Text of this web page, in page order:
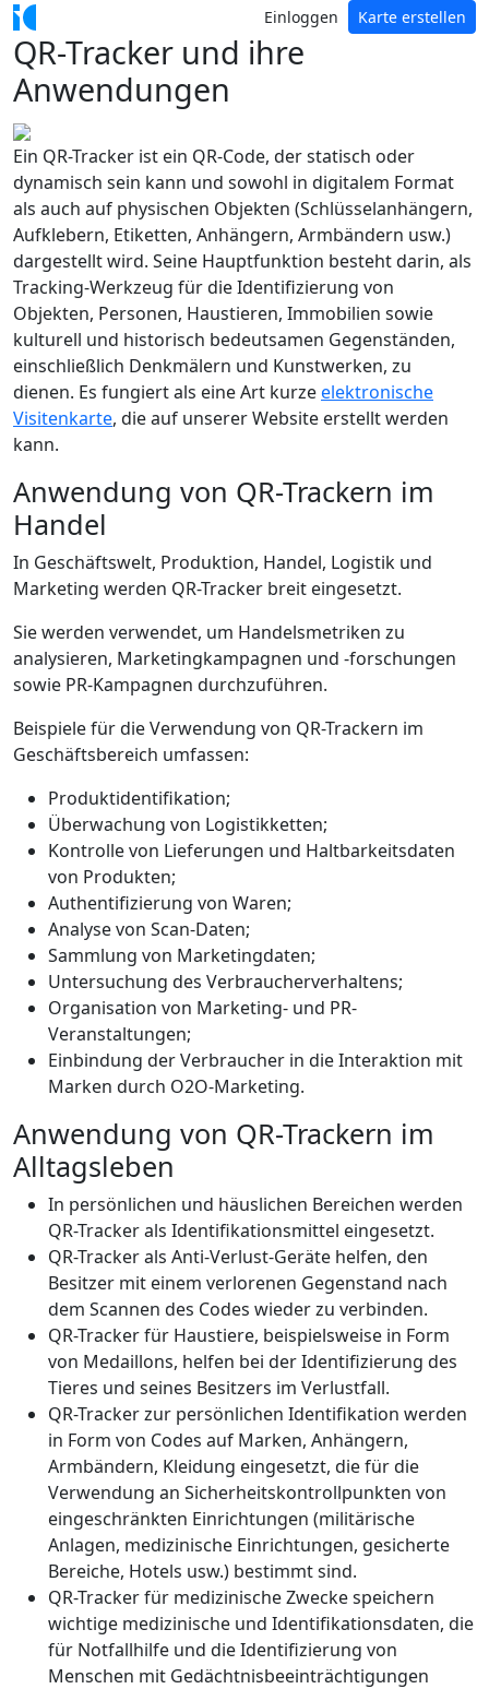
Einloggen Karte erstellen
QR-Tracker und ihre
Anwendungen
Ein QR-Tracker ist ein QR-Code, der statisch oder
dynamisch sein kann und sowohl in digitalem Format
als auch auf physischen Objekten (Schlüsselanhängern,
Aufklebern, Etiketten, Anhängern, Armbändern usw.)
dargestellt wird. Seine Hauptfunktion besteht darin, als
Tracking-Werkzeug für die Identifizierung von
Objekten, Personen, Haustieren, Immobilien sowie
kulturell und historisch bedeutsamen Gegenständen,
einschließlich Denkmälern und Kunstwerken, zu
dienen. Es fungiert als eine Art kurzeelektronische
Visitenkarte, die auf unserer Website erstellt werden
kann.
Anwendung von QR-Trackern im
Handel
In Geschäftswelt, Produktion, Handel, Logistik und
Marketing werden QR-Tracker breit eingesetzt.
Sie werden verwendet, um Handelsmetriken zu
analysieren, Marketingkampagnen und -forschungen
sowie PR-Kampagnen durchzuführen.
Beispiele für die Verwendung von QR-Trackern im
Geschäftsbereich umfassen:
Produktidentifikation;
Überwachung von Logistikketten;
Kontrolle von Lieferungen und Haltbarkeitsdaten
von Produkten;
Authentifizierung von Waren;
Analyse von Scan-Daten;
Sammlung von Marketingdaten;
Untersuchung des Verbraucherverhaltens;
Organisation von Marketing- und PR-
Veranstaltungen;
Einbindung der Verbraucher in die Interaktion mit
Marken durch O2O-Marketing.
Anwendung von QR-Trackern im
Alltagsleben
In persönlichen und häuslichen Bereichen werden
QR-Tracker als Identifikationsmittel eingesetzt.
QR-Tracker als Anti-Verlust-Geräte helfen, den
Besitzer mit einem verlorenen Gegenstand nach
dem Scannen des Codes wieder zu verbinden.
QR-Tracker für Haustiere, beispielsweise in Form
von Medaillons, helfen bei der Identifizierung des
Tieres und seines Besitzers im Verlustfall.
QR-Tracker zur persönlichen Identifikation werden
in Form von Codes auf Marken, Anhängern,
Armbändern, Kleidung eingesetzt, die für die
Verwendung an Sicherheitskontrollpunkten von
eingeschränkten Einrichtungen (militärische
Anlagen, medizinische Einrichtungen, gesicherte
Bereiche, Hotels usw.) bestimmt sind.
QR-Tracker für medizinische Zwecke speichern
wichtige medizinische und Identifikationsdaten, die
für Notfallhilfe und die Identifizierung von
Menschen mit Gedächtnisbeeinträchtigungen